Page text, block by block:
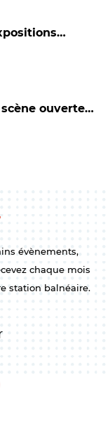
ouverte…
évènements,
chaque mois
station balnéaire.